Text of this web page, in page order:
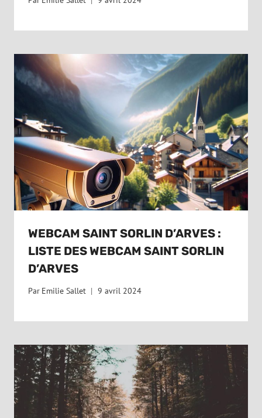
WEBCAM SAINT SORLIN D’ARVES :
LISTE DES WEBCAM SAINT SORLIN
D’ARVES
Par Emilie Sallet 9 avril 2024